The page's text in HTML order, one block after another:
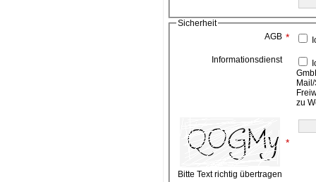
Sicherheit
AGB *
Informationsdienst
zu
Bitte Text richtig übertragen
*